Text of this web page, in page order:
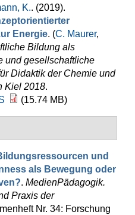
K.. (2019).
Energie. (C. Maurer,
Bildung als
und gesellschaftliche
Didaktik der Chemie und
Kiel 2018.
(15.74 MB)
und
als Bewegung oder
. MedienPädagogik.
Praxis der
Nr. 34: Forschung